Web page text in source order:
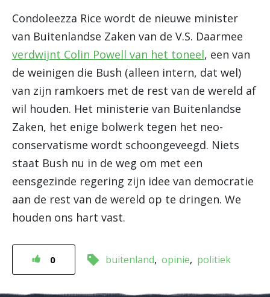
Condoleezza Rice wordt de nieuwe minister
van Buitenlandse Zaken van de V.S. Daarmee
verdwijnt Colin Powell van het toneel, een van
de weinigen die Bush (alleen intern, dat wel)
van zijn ramkoers met de rest van de wereld af
wil houden. Het ministerie van Buitenlandse
Zaken, het enige bolwerk tegen het neo-
conservatisme wordt schoongeveegd. Niets
staat Bush nu in de weg om met een
eensgezinde regering zijn idee van democratie
aan de rest van de wereld op te dringen. We
houden ons hart vast.
0 buitenland opinie politiek